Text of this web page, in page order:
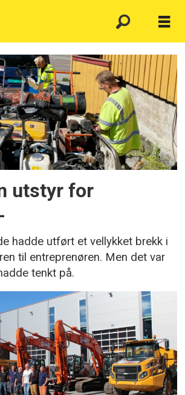
utstyr for
hadde utført et vellykket brekk i
til entreprenøren. Men det var
tenkt på.